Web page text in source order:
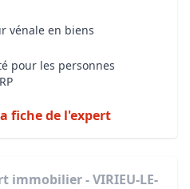
vénale en biens
pour les personnes
fiche de l'expert
immobilier - VIRIEU-LE-